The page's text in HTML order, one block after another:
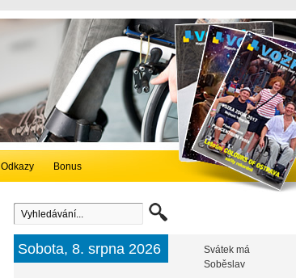
Odkazy Bonus
Sobota, 8. srpna 2026
Svátek má
Soběslav